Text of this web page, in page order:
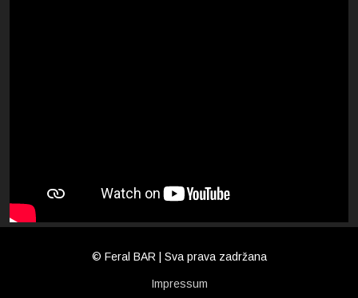
© Feral BAR | Sva prava zadržana
Impressum